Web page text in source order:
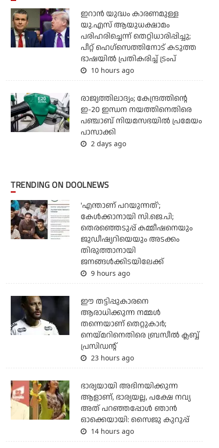
ഇറാന്‍ യുദ്ധം കാരണമുള്ള
യു.എസ് ആയുധക്ഷാമം
പരിഹരിച്ചെന്ന് തെറ്റിധാരിപ്പിച്ചു;
പീറ്റ് ഹെഗ്‌സെത്തിനോട് കടുത്ത
ഭാഷയില്‍ പ്രതികരിച്ച് ട്രംപ്
10 hours ago
രാജ്യത്തിലാദ്യം; കേന്ദ്രത്തിന്റെ
ഇ-20 ഇന്ധന നയത്തിനെതിരെ
പഞ്ചാബ് നിയമസഭയില്‍ പ്രമേയം
പാസാക്കി
2 days ago
TRENDING ON DOOLNEWS
'എന്താണ് പറയുന്നത്';
കേള്‍ക്കാനായി സി.ജെ.പി;
തെരഞ്ഞെടുപ്പ് കമ്മീഷനെയും
ജുഡീഷ്യറിയെയും അടക്കം
തിരുത്താനായി
ജനങ്ങള്‍ക്കിടയിലേക്ക്
9 hours ago
ഈ തട്ടിപ്പുകാരനെ
ആരാധിക്കുന്ന നമ്മള്‍
തന്നെയാണ് തെറ്റുകാര്‍;
നെയ്മറിനെതിരെ ബ്രസീല്‍ ക്ലബ്ബ്
പ്രസിഡന്റ്
23 hours ago
ഭാര്യയായി അഭിനയിക്കുന്ന
ആളാണ്, ഭാര്യയല്ല, പക്ഷേ നവ്യ
അത് പറഞ്ഞപ്പോള്‍ ഞാന്‍
ഓക്കെയായി: സൈജു കുറുപ്പ്
14 hours ago